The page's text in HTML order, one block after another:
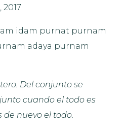
idam purnat purnam
adaya purnam
Del conjunto se
cuando el todo es
nuevo el todo.